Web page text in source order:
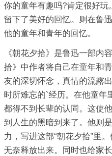
你的童年有趣吗?肯定很好
留下了美好的回忆。则在鲁
他的童年和青年的回忆。
《朝花夕拾》是鲁迅一部内
拾》中作者将自己在童年和
友的深切怀念，真情的流露
时所难忘的`经历。在他童年
都得不到长辈的认同。这使
到人生的黑暗到来了。他则
力，写进这部“朝花夕拾”里
无奈释放出来。同时也给家